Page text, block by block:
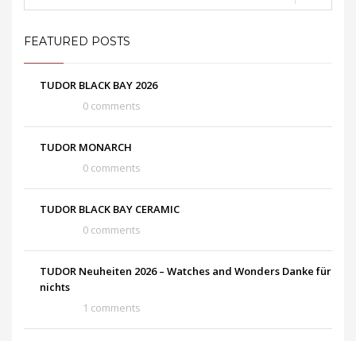
FEATURED POSTS
TUDOR BLACK BAY 2026
0 comments
TUDOR MONARCH
0 comments
TUDOR BLACK BAY CERAMIC
0 comments
TUDOR Neuheiten 2026 – Watches and Wonders Danke für
nichts
1 comments